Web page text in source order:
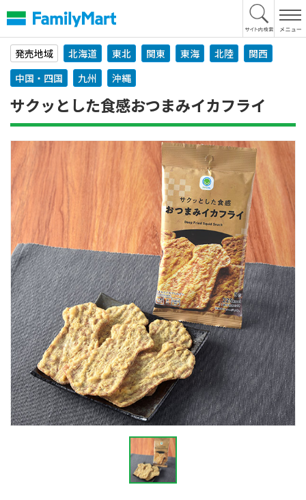
文
へ
発売地域
北海道 東北 関東 東海 北陸
関西
中国・四国
九州 沖縄
サクッとした食感おつまみイカフライ